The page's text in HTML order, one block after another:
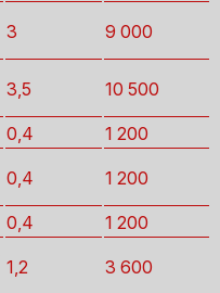
3 9 000
3,5 10 500
0,4
1 200
0,4 1 200
0,4
1 200
1,2 3 600